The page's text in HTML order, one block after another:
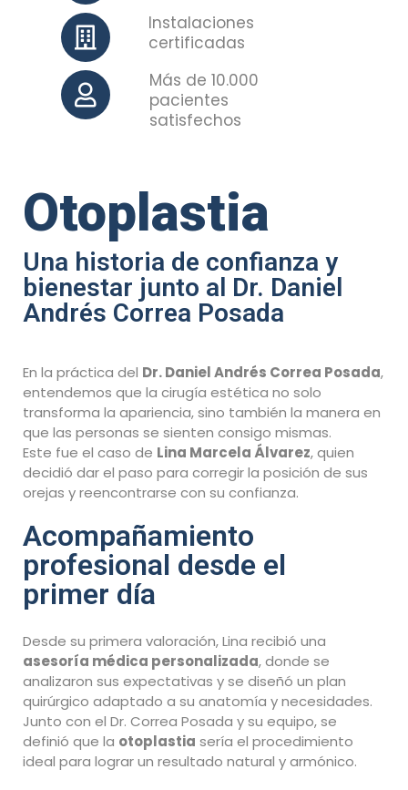
Instalaciones
certificadas
Más de 10.000
pacientes
satisfechos
Otoplastia
Una historia de confianza y
bienestar junto al Dr. Daniel
Andrés Correa Posada
En la práctica del Dr. Daniel Andrés Correa Posada,
entendemos que la cirugía estética no solo
transforma la apariencia, sino también la manera en
que las personas se sienten consigo mismas.
Este fue el caso de Lina Marcela Álvarez, quien
decidió dar el paso para corregir la posición de sus
orejas y reencontrarse con su confianza.
Acompañamiento
profesional desde el
primer día
Desde su primera valoración, Lina recibió una
asesoría médica personalizada, donde se
analizaron sus expectativas y se diseñó un plan
quirúrgico adaptado a su anatomía y necesidades.
Junto con el Dr. Correa Posada y su equipo, se
definió que la otoplastia sería el procedimiento
ideal para lograr un resultado natural y armónico.